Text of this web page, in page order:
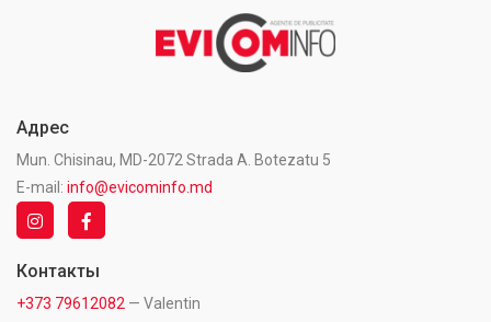
Адрес
Mun. Chisinau, MD-2072 Strada A. Botezatu 5
E-mail: info@evicominfo.md
Контакты
+373 79612082 — Valentin